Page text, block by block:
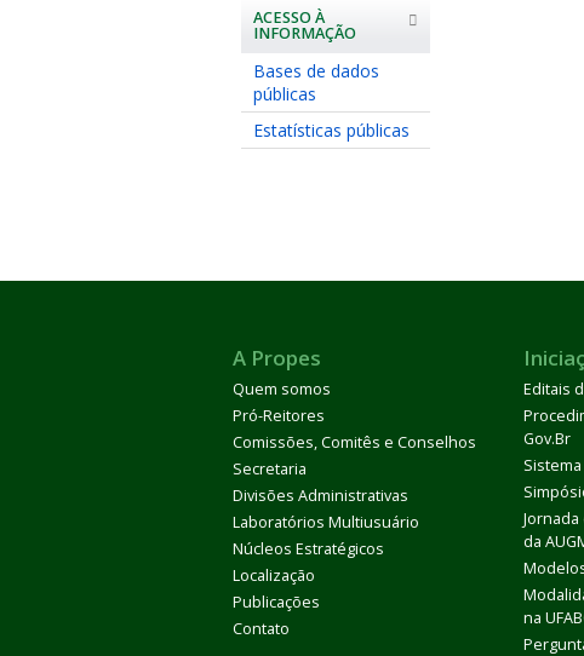
ACESSO À
INFORMAÇÃO
Bases de dados
públicas
Estatísticas públicas
A Propes
Quem somos
Pró-Reitores
Comissões, Comitês e Conselhos
Secretaria
Divisões Administrativas
Laboratórios Multiusuário
Núcleos Estratégicos
Localização
Publicações
Contato
Editais
Gov.Br
da
na